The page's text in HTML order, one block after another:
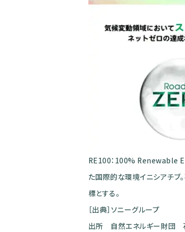
RE100：100% Renewable
た国際的な環境イニシアチブ
標とする。
［出典］ソニーグループ
出所 自然エネルギー財団